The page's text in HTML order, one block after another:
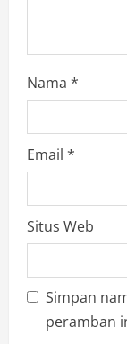
Nama *
Email *
Situs Web
Simpan
peramban